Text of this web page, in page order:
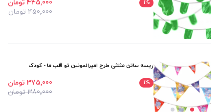
1%
450٬000 تومان
445٬000 تومان
ریسه ساتن مثلثی طرح امیرالمونین تو قلب ما - کودک
1%
380٬000 تومان
375٬000 تومان